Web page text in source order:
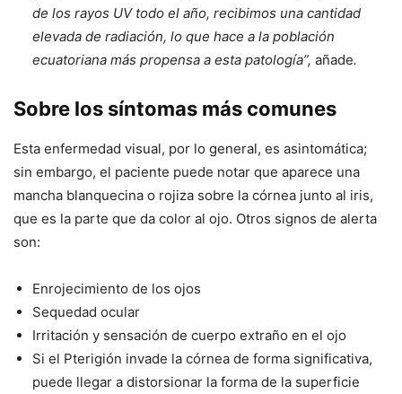
de los rayos UV todo el año, recibimos una cantidad
elevada de radiación, lo que hace a la población
ecuatoriana más propensa a esta patología”, añade.
Sobre los síntomas más comunes
Esta enfermedad visual, por lo general, es asintomática;
sin embargo, el paciente puede notar que aparece una
mancha blanquecina o rojiza sobre la córnea junto al iris,
que es la parte que da color al ojo. Otros signos de alerta
son:
Enrojecimiento de los ojos
Sequedad ocular
Irritación y sensación de cuerpo extraño en el ojo
Si el Pterigión invade la córnea de forma significativa,
puede llegar a distorsionar la forma de la superficie